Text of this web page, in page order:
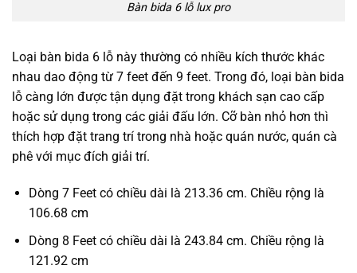
Bàn bida 6 lỗ lux pro
Loại bàn bida 6 lỗ này thường có nhiều kích thước khác
nhau dao động từ 7 feet đến 9 feet. Trong đó, loại bàn bida
lỗ càng lớn được tận dụng đặt trong khách sạn cao cấp
hoặc sử dụng trong các giải đấu lớn. Cỡ bàn nhỏ hơn thì
thích hợp đặt trang trí trong nhà hoặc quán nước, quán cà
phê với mục đích giải trí.
Dòng 7 Feet có chiều dài là 213.36 cm. Chiều rộng là
106.68 cm
Dòng 8 Feet có chiều dài là 243.84 cm. Chiều rộng là
121.92 cm